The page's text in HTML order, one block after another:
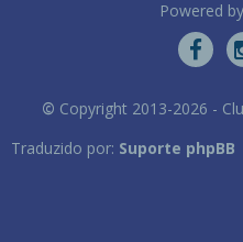
Powered by
© Copyright 2013-2026 -
Traduzido por: Suporte phpBB